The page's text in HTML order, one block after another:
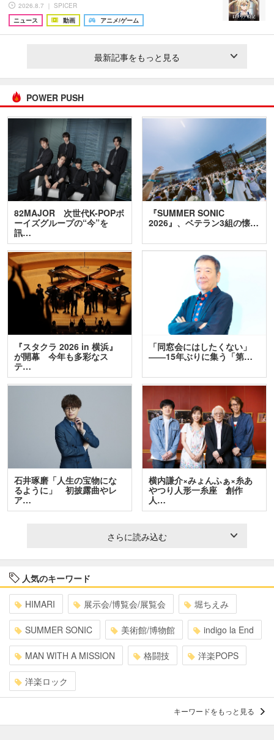
2026.8.7 ｜ SPICER
ニュース
動画 アニメ/ゲーム
最新記事をもっと見る
POWER PUSH
82MAJOR 次世代K-POPボ
ーイズグループの“今”を
訊…
『SUMMER SONIC
2026』、ベテラン3組の懐…
『スタクラ 2026 in 横浜』
が開幕 今年も多彩なス
テ…
「同窓会にはしたくない」
――15年ぶりに集う「第…
石井琢磨「人生の宝物にな
るように」 初披露曲やレ
ア…
横内謙介×みょんふぁ×糸あ
やつり人形一糸座 創作
人…
さらに読み込む
人気のキーワード
HIMARI 展示会/博覧会/展覧会 堀ちえみ
SUMMER SONIC 美術館/博物館 indigo la End
MAN WITH A MISSION 格闘技 洋楽POPS
洋楽ロック
キーワードをもっと見る